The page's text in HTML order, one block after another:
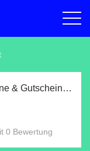
Emmi®-pet Gutscheine & Gutscheincodes Aug 2026
0 Bewertung